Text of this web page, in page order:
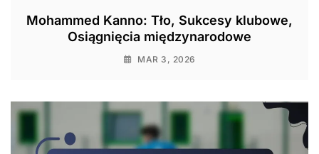
Mohammed Kanno: Tło, Sukcesy klubowe,
Osiągnięcia międzynarodowe
MAR 3, 2026